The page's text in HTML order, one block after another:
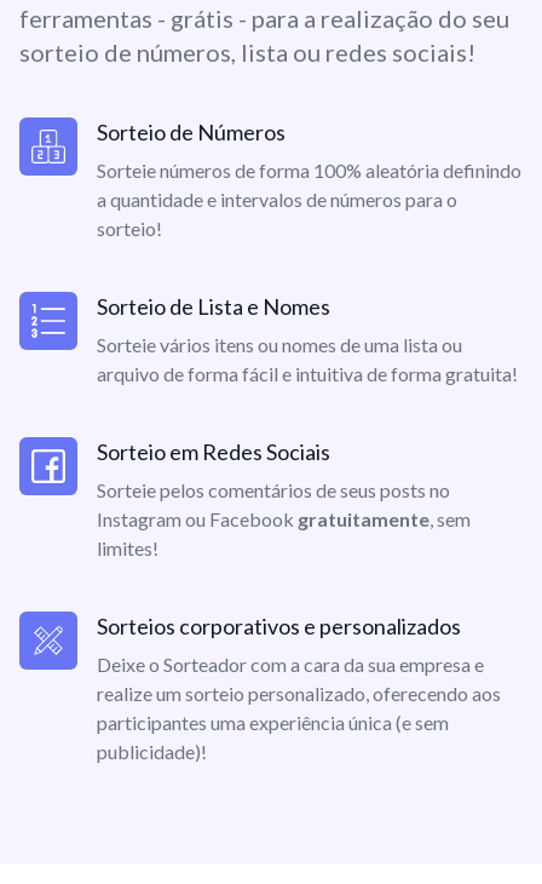
ferramentas - grátis - para a realização do seu
sorteio de números, lista ou redes sociais!
Sorteio de Números
Sorteie números de forma 100% aleatória definindo
a quantidade e intervalos de números para o
sorteio!
Sorteio de Lista e Nomes
Sorteie vários itens ou nomes de uma lista ou
arquivo de forma fácil e intuitiva de forma gratuita!
Sorteio em Redes Sociais
Sorteie pelos comentários de seus posts no
Instagram ou Facebook gratuitamente, sem
limites!
Sorteios corporativos e personalizados
Deixe o Sorteador com a cara da sua empresa e
realize um sorteio personalizado, oferecendo aos
participantes uma experiência única (e sem
publicidade)!